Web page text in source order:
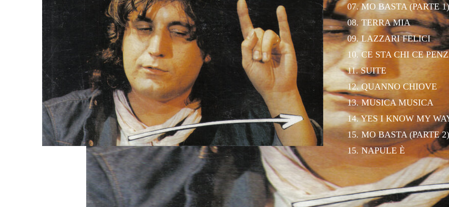
BELLA
'MBRIANA
MUSICANTE
SCIÒ
07. MO BASTA (PARTE 1)
08. TERRA MIA
09. LAZZARI FELICI
10. CE STA CHI CE
11. SUITE
12. QUANNO CHIOVE
13. MUSICA MUSICA
14. YES I KNOW MY
15. MO BASTA (PARTE 2)
15. NAPULE È